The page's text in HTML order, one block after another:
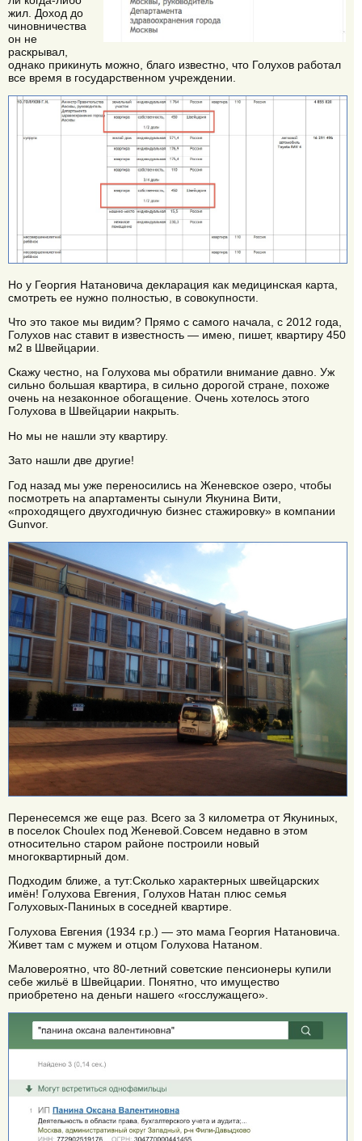
жил. Доход до
чиновничества
он не
раскрывал,
однако прикинуть можно, благо известно, что Голухов работал
все время в государственном учреждении.
Но у Георгия Натановича декларация как медицинская карта,
смотреть ее нужно полностью, в совокупности.
Что это такое мы видим? Прямо с самого начала, с 2012 года,
Голухов нас ставит в известность — имею, пишет, квартиру 450
м2 в Швейцарии.
Скажу честно, на Голухова мы обратили внимание давно. Уж
сильно большая квартира, в сильно дорогой стране, похоже
очень на незаконное обогащение. Очень хотелось этого
Голухова в Швейцарии накрыть.
Но мы не нашли эту квартиру.
Зато нашли две другие!
Год назад мы уже переносились на Женевское озеро, чтобы
посмотреть на апартаменты сынули Якунина Вити,
«проходящего двухгодичную бизнес стажировку» в компании
Gunvor.
Перенесемся же еще раз. Всего за 3 километра от Якуниных,
в поселок Choulex под Женевой.Совсем недавно в этом
относительно старом районе построили новый
многоквартирный дом.
Подходим ближе, а тут:Сколько характерных швейцарских
имён! Голухова Евгения, Голухов Натан плюс семья
Голуховых-Паниных в соседней квартире.
Голухова Евгения (1934 г.р.) — это мама Георгия Натановича.
Живет там с мужем и отцом Голухова Натаном.
Маловероятно, что 80-летний советские пенсионеры купили
себе жильё в Швейцарии. Понятно, что имущество
приобретено на деньги нашего «госслужащего».